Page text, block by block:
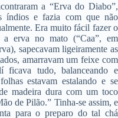
a “Erva do Diabo”,
índios e fazia com que não
Era muito fácil fazer o
erva no mato (“Caa”, em
sapecavam ligeiramente as
amarravam um feixe com
tudo, balanceando e
estavam estalando e se
madeira dura com um toco
de Pilão.” Tinha-se assim, e
para o preparo do tal chá